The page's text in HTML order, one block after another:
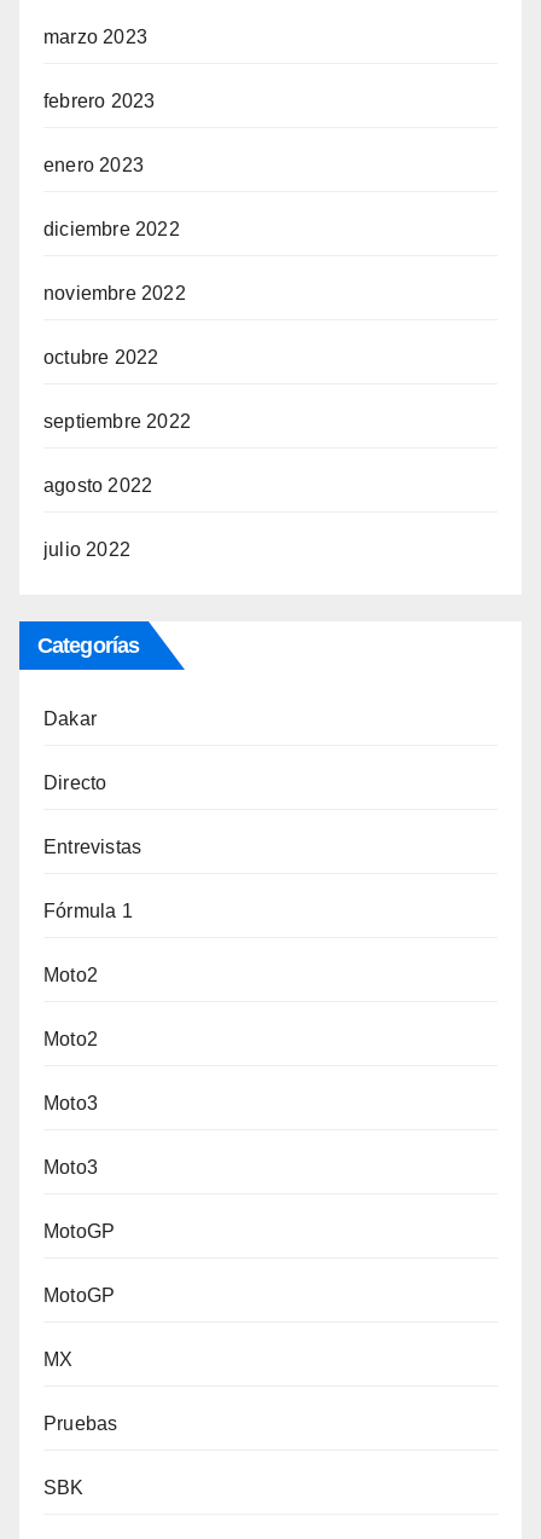
marzo 2023
febrero 2023
enero 2023
diciembre 2022
noviembre 2022
octubre 2022
septiembre 2022
agosto 2022
julio 2022
Categorías
Dakar
Directo
Entrevistas
Fórmula 1
Moto2
Moto2
Moto3
Moto3
MotoGP
MotoGP
MX
Pruebas
SBK